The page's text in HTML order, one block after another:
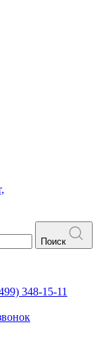
Поиск
348-15-11